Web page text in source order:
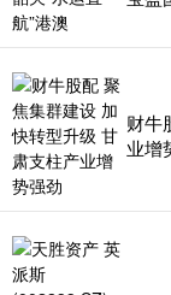
财牛
业增